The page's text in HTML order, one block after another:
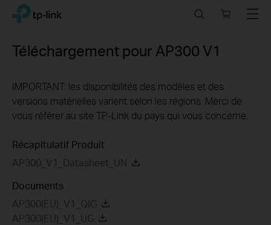
Click
the
navigation
TP-Link, Reliably Smart
store
Menu
Téléchargement pour AP300 V1
IMPORTANT: les disponibilités des modèles et des
versions matérielles varient selon les régions. Merci de
vous référer au site TP-Link du pays qui vous concerne.
Récapitulatif Produit
AP300_V1_Datasheet_UN
Documents
AP300(EU)_V1_QIG
AP300(EU)_V1_UG